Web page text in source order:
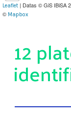
Leaflet | Datas © GiS IBiSA
© Mapbox
12